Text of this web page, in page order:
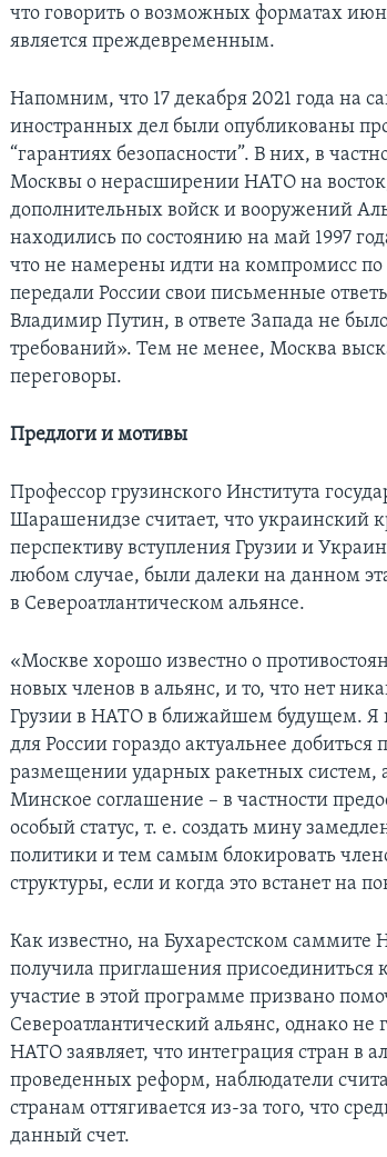
что говорить о возможных форматах
является преждевременным.
Напомним, что 17 декабря 2021 года на
иностранных дел были опубликованы
“гарантиях безопасности”. В них, в
Москвы о нерасширении НАТО на
дополнительных войск и вооружений
находились по состоянию на май 1997
что не намерены идти на компромисс
передали России свои письменные
Владимир Путин, в ответе Запада не
требований». Тем не менее, Москва
переговоры.
Предлоги и мотивы
Профессор грузинского Института
Шарашенидзе считает, что украинский
перспективу вступления Грузии и
любом случае, были далеки на данном
в Североатлантическом альянсе.
«Москве хорошо известно о
новых членов в альянс, и то, что нет
Грузии в НАТО в ближайшем будущем. Я
для России гораздо актуальнее
размещении ударных ракетных систем,
Минское соглашение – в частности
особый статус, т. е. создать мину
политики и тем самым блокировать
структуры, если и когда это встанет на
Как известно, на Бухарестском
получила приглашения присоединиться
участие в этой программе призвано
Североатлантический альянс, однако не
НАТО заявляет, что интеграция стран в
проведенных реформ, наблюдатели
странам оттягивается из-за того, что
данный счет.